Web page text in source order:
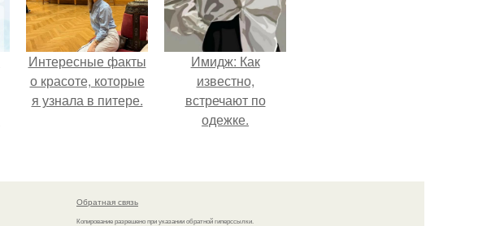
Интересные факты
о красоте, которые
я узнала в питере.
Имидж: Как
известно,
встречают по
одежке.
Обратная связь
Копирование разрешено при указании обратной гиперссылки.